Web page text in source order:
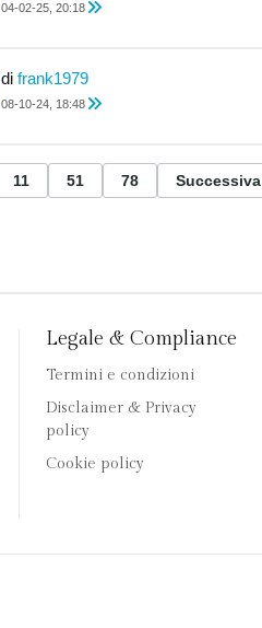
04-02-25, 20:18
di frank1979
08-10-24, 18:48
11 51 78 Successiva
Legale & Compliance
Termini e condizioni
Disclaimer & Privacy
policy
Cookie policy